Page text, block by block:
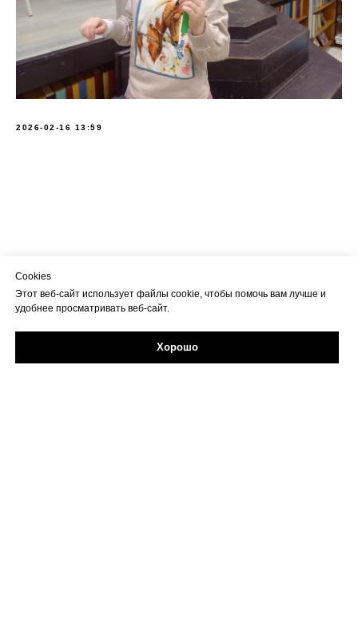
Задайте свой вопрос в Max
2026-02-16 13:59
Cookies
Этот веб-сайт использует файлы cookie, чтобы помочь вам лучше и
удобнее просматривать веб-сайт.
Хорошо